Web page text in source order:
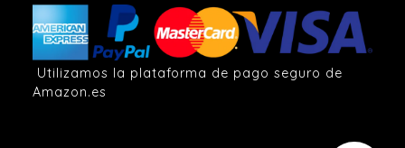
Utilizamos la plataforma de pago seguro de
Amazon.es